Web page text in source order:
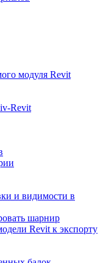
модуля Revit
Revit
и видимости в
шарнир
Revit к экспорту